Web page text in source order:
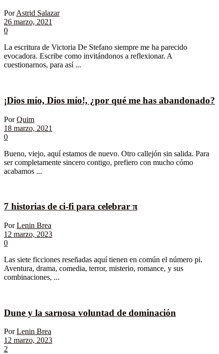
Por Astrid Salazar
26 marzo, 2021
0
La escritura de Victoria De Stefano siempre me ha parecido
evocadora. Escribe como invitándonos a reflexionar. A
cuestionarnos, para así ...
¡Dios mío, Dios mío!, ¿por qué me has abandonado?
Por Quim
18 marzo, 2021
0
Bueno, viejo, aquí estamos de nuevo. Otro callejón sin salida. Para
ser completamente sincero contigo, prefiero con mucho cómo
acabamos ...
7 historias de ci-fi para celebrar π
Por Lenin Brea
12 marzo, 2023
0
Las siete ficciones reseñadas aquí tienen en común el número pi.
Aventura, drama, comedia, terror, misterio, romance, y sus
combinaciones, ...
Dune y la sarnosa voluntad de dominación
Por Lenin Brea
12 marzo, 2023
2